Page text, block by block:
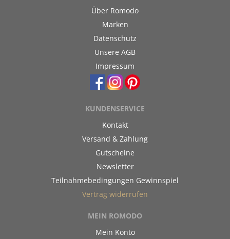
Über Romodo
Marken
Datenschutz
Unsere AGB
Impressum
KUNDENSERVICE
Kontakt
Versand & Zahlung
Gutscheine
Newsletter
Teilnahmebedingungen Gewinnspiel
Vertrag widerrufen
MEIN ROMODO
Mein Konto